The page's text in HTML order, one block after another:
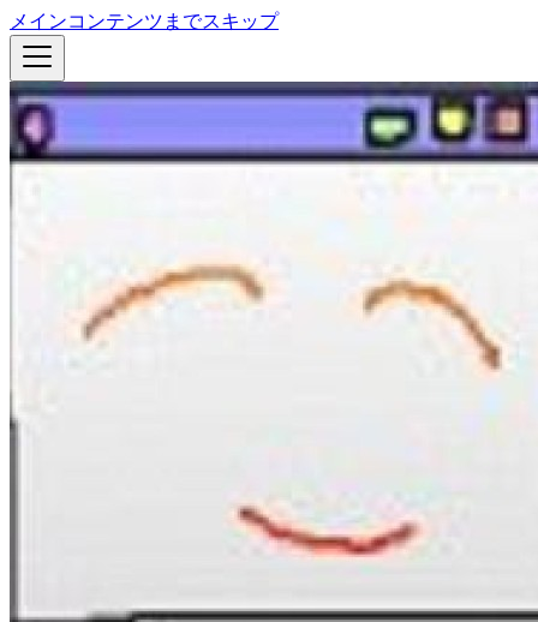
メインコンテンツまでスキップ